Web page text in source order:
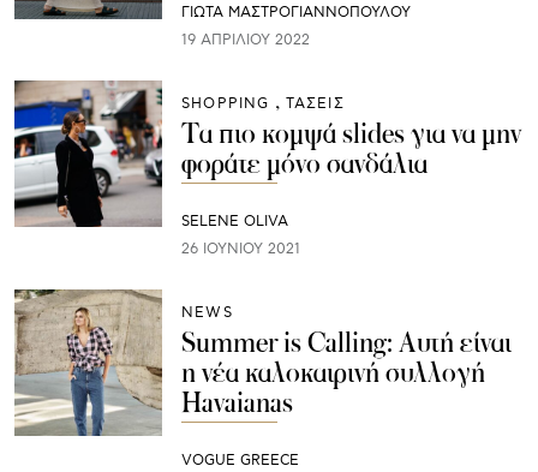
ΓΙΩΤΑ ΜΑΣΤΡΟΓΙΑΝΝΟΠΟΥΛΟΥ
19 ΑΠΡΙΛΊΟΥ 2022
SHOPPING ΤΑΣΕΙΣ
Τα πιο κομψά slides για να μην
φοράτε μόνο σανδάλια
SELENE OLIVA
26 ΙΟΥΝΊΟΥ 2021
NEWS
Summer is Calling: Αυτή είναι
η νέα καλοκαιρινή συλλογή
Havaianas
VOGUE GREECE